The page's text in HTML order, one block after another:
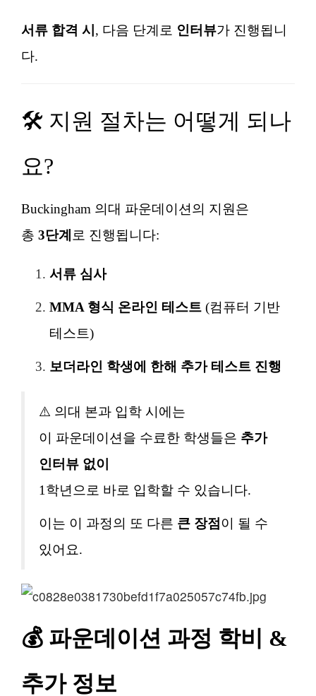
서류 합격 시 , 다음 단계로 인터뷰가 진행됩니
다.
🛠️ 지원 절차는 어떻게 되나
요?
Buckingham 의대 파운데이션의 지원은
총 3단계 로 진행됩니다:
서류 심사
MMA 형식 온라인 테스트 (컴퓨터 기반
테스트)
보더라인 학생에 한해 추가 테스트 진행
⚠️ 의대 본과 입학 시에는
이 파운데이션을 수료한 학생들은 추가
인터뷰 없이
1학년으로 바로 입학할 수 있습니다.
이는 이 과정의 또 다른 큰 장점이 될 수
있어요.
💰 파운데이션 과정 학비 &
추가 정보